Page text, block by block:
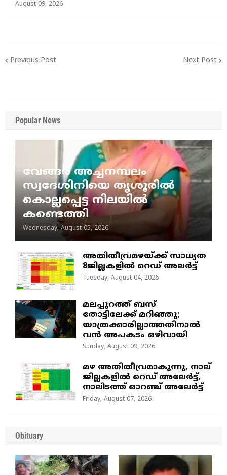
August 09, 2026
Previous Post Next Post
Popular News
വേങ്ങര അച്ചനമ്പലം
സ്വദേശിനിയെ തൃശൂരിൽ
കൊല്ലപ്പെട്ട നിലയിൽ
കണ്ടെത്തി
Wednesday, August 05, 2026
അതിതീവ്രമഴയ്ക്ക് സാധ്യത
8ജില്ലകളിൽ റെഡ് അലർട്ട്
Tuesday, August 04, 2026
മലപ്പുറത്ത് ബസ്
തോട്ടിലേക്ക് മറിഞ്ഞു;
യാത്രക്കാരില്ലാത്തതിനാൽ
വൻ അപകടം ഒഴിവായി
Sunday, August 09, 2026
മഴ അതിതീവ്രമാകുന്നു, നാല്
ജില്ലകളില്‍ റെഡ് അലേര്‍ട്ട്‌,
നാലിടത്ത് ഓറഞ്ച് അലേർട്ട്
Friday, August 07, 2026
Obituary